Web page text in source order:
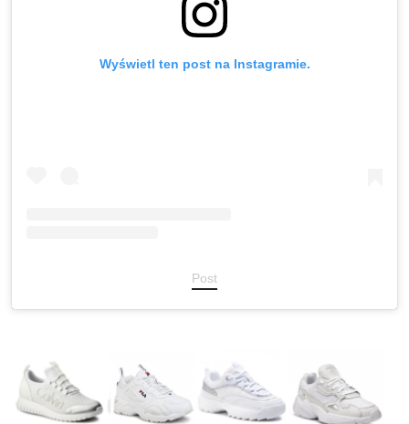
Wyświetl ten post na Instagramie.
Post